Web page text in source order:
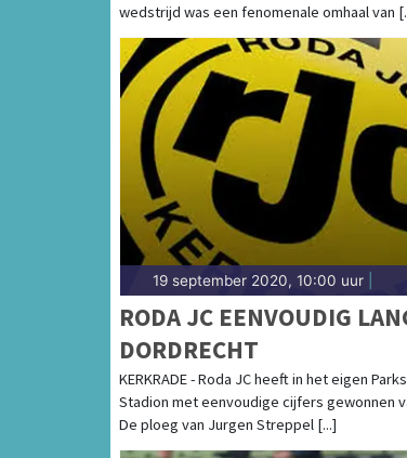
wedstrijd was een fenomenale omhaal van
19 september 2020, 10:00 uur
RODA JC EENVOUDIG
DORDRECHT
KERKRADE - Roda JC heeft in het eigen
Stadion met eenvoudige cijfers gewonnen
De ploeg van Jurgen Streppel [...]